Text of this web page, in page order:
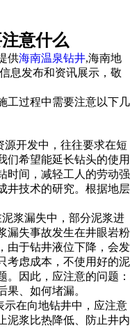
意什么
供海南温泉钻井,海南地
息发布和资讯展示，敬
工过程中需要注意以下几
开发中，往往要求在短
们希望能延长钻头的使用
时间，减轻工人的劳动强
井技术的研究。根据地层
浆漏失中，部分泥浆进
漏失事故发生在井眼岩粉
由于钻井液位下降，会发
考虑成本，不使用好的泥
。因此，应注意的问题：
、如何堵漏。
示在向地钻井中，应注意
泥浆比热降低、防止井内